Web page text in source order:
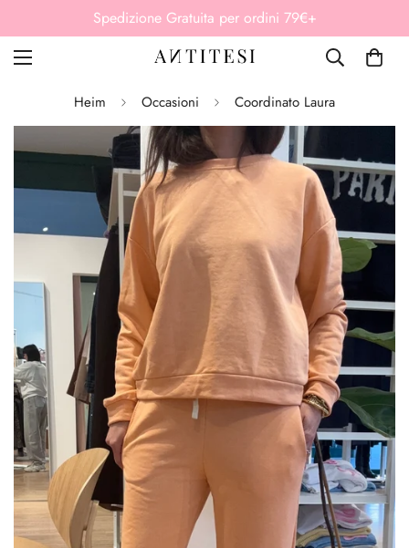
Spedizione Gratuita per ordini 79€+
Heim Occasioni Coordinato Laura